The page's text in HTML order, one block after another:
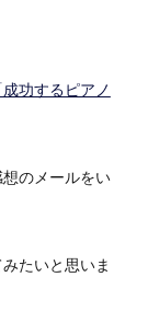
功するピアノ
のメールをい
たいと思いま